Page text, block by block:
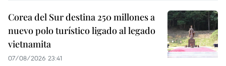
Corea del Sur destina 250 millones a
nuevo polo turístico ligado al legado
vietnamita
07/08/2026 23:41